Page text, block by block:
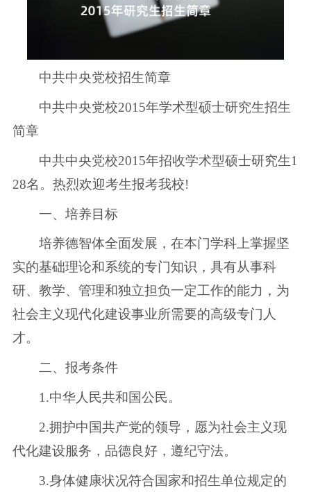
中共中央党校招生简章
中共中央党校2015年学术型硕士研究生招生
简章
中共中央党校2015年招收学术型硕士研究生1
28名。热烈欢迎考生报考我校!
一、培养目标
培养德智体全面发展，在本门学科上掌握坚
实的基础理论和系统的专门知识，具有从事科
研、教学、管理和独立担负一定工作的能力，为
社会主义现代化建设事业所需要的高级专门人
才。
二、报考条件
1.中华人民共和国公民。
2.拥护中国共产党的领导，愿为社会主义现
代化建设服务，品德良好，遵纪守法。
3.身体健康状况符合国家和招生单位规定的